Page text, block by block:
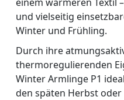
und vielseitig
Winter und Frühling.
Durch ihre
thermoregulierenden
Winter Armlinge P1
den späten Herbst